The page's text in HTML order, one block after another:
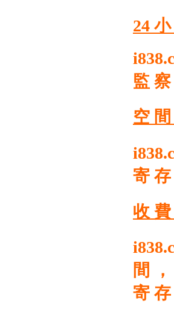
24
監
空
寄
收
間
寄